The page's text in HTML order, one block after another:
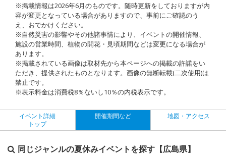
※掲載情報は2026年6月のものです。随時更新をしておりますが内
容が変更となっている場合がありますので、事前にご確認のう
え、おでかけください。
※自然災害の影響やその他諸事情により、イベントの開催情報、
施設の営業時間、植物の開花・見頃期間などは変更になる場合が
あります。
※掲載されている画像は取材先から本ページへの掲載の許諾をい
ただき、提供されたものとなります。画像の無断転載(二次使用)は
禁止です。
※表示料金は消費税8％ないし10％の内税表示です。
イベント詳細
トップ
開催期間など 地図・アクセス
同じジャンルの夏休みイベントを探す【広島県】